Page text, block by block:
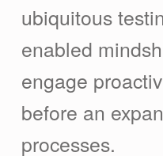
ubiquitous
enabled
engage
before an
processes.